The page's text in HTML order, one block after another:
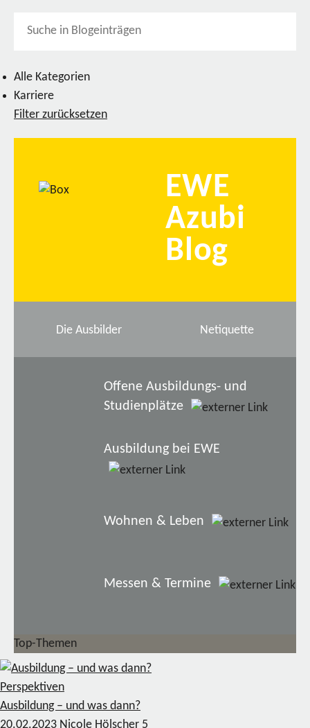
Alle Kategorien
Karriere
Filter zurücksetzen
EWE
Azubi
Blog
Die Ausbilder Netiquette
Offene Ausbildungs- und
Studienplätze
Ausbildung bei EWE
Wohnen & Leben
Messen & Termine
Top-Themen
Perspektiven
Ausbildung – und was dann?
20.02.2023 Nicole Hölscher 5